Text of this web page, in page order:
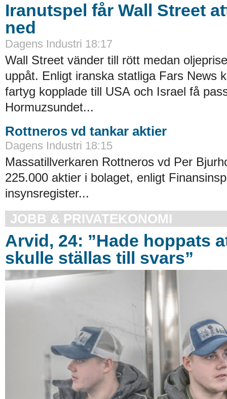
Iranutspel får Wall Street
ned
Dagens Industri 18:17
Wall Street vänder till rött medan
uppåt. Enligt iranska statliga Fars News
fartyg kopplade till USA och Israel få
Hormuzsundet...
Rottneros vd tankar aktier
Dagens Industri 18:15
Massatillverkaren Rottneros vd Per
225.000 aktier i bolaget, enligt
insynsregister...
JOBB & PRIVATEKONOMI
Arvid, 24: ”Hade hoppats
skulle ställas till svars”